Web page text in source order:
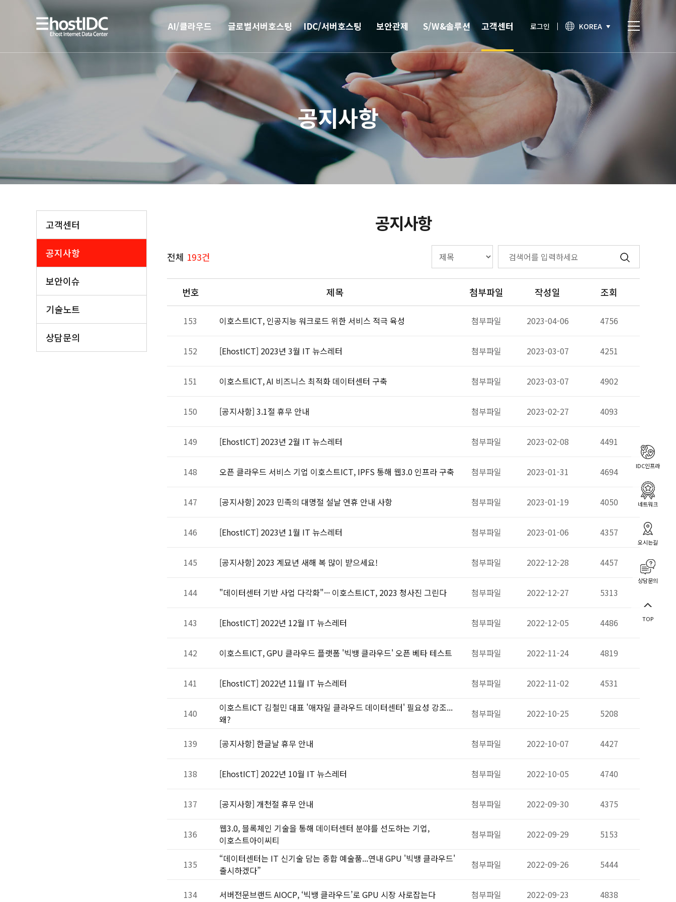
AI/클라우드
AI 인프라
AI 전용 서버호스팅
글로벌서버호스팅
해외
IDC/서버호스팅
서버호스팅
CN2 중국회선
서버 매니지먼트
IPFS 구축
L4 로드밸런싱
보안관제
안티랜섬웨어
웹격리(RBI)
방화벽
보안솔루션
DDoS & 백신
S/W&솔루션
부가서비스
SSO 통합인증
모바일 간편인증
고객센터
공지사항
기술노트
상담문의
로그인 KOREA
공지사항
고객센터
공지사항
보안이슈
기술노트
상담문의
공지사항
전체 193건
번호 제목 첨부파일 작성일 조회
153 이호스트ICT, 인공지능 워크로드 위한 서비스 적극 육성 첨부파일 2023-04-06 4756
152 [EhostICT] 2023년 3월 IT 뉴스레터 첨부파일 2023-03-07 4251
151 이호스트ICT, AI 비즈니스 최적화 데이터센터 구축 첨부파일 2023-03-07 4902
150 [공지사항] 3.1절 휴무 안내 첨부파일 2023-02-27 4093
149 [EhostICT] 2023년 2월 IT 뉴스레터 첨부파일 2023-02-08 4491
148 오픈 클라우드 서비스 기업 이호스트ICT, IPFS 통해 웹3.0 인프라 구축 첨부파일 2023-01-31 4694
147 [공지사항] 2023 민족의 대명절 설날 연휴 안내 사항 첨부파일 2023-01-19 4050
146 [EhostICT] 2023년 1월 IT 뉴스레터 첨부파일 2023-01-06 4357
145 [공지사항] 2023 계묘년 새해 복 많이 받으세요! 첨부파일 2022-12-28 4457
144 "데이터센터 기반 사업 다각화"··· 이호스트ICT, 2023 청사진 그린다 첨부파일 2022-12-27 5313
143 [EhostICT] 2022년 12월 IT 뉴스레터 첨부파일 2022-12-05 4486
142 이호스트ICT, GPU 클라우드 플랫폼 '빅뱅 클라우드' 오픈 베타 테스트 첨부파일 2022-11-24 4819
141 [EhostICT] 2022년 11월 IT 뉴스레터 첨부파일 2022-11-02 4531
140
이호스트ICT 김철민 대표 '애자일 클라우드 데이터센터' 필요성 강조...
왜?
첨부파일 2022-10-25 5208
139 [공지사항] 한글날 휴무 안내 첨부파일 2022-10-07 4427
138 [EhostICT] 2022년 10월 IT 뉴스레터 첨부파일 2022-10-05 4740
137 [공지사항] 개천절 휴무 안내 첨부파일 2022-09-30 4375
136
웹3.0, 블록체인 기술을 통해 데이터센터 분야를 선도하는 기업,
이호스트아이씨티
첨부파일 2022-09-29 5153
135
“데이터센터는 IT 신기술 담는 종합 예술품...연내 GPU '빅뱅 클라우드'
출시하겠다”
첨부파일 2022-09-26 5444
134 서버전문브랜드 AIOCP, ‘빅뱅 클라우드’로 GPU 시장 사로잡는다 첨부파일 2022-09-23 4838
IDC인프라
네트워크
오시는길
상담문의
TOP